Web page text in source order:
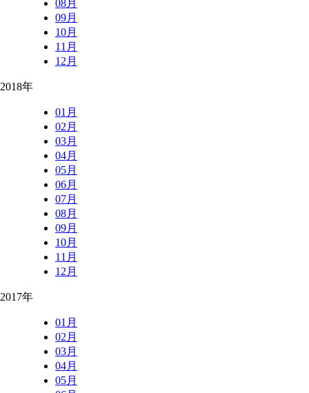
08月
09月
10月
11月
12月
2018年
01月
02月
03月
04月
05月
06月
07月
08月
09月
10月
11月
12月
2017年
01月
02月
03月
04月
05月